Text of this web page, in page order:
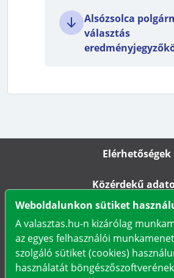
Alsózsolca
választás
Elérhetőségek
Közérdekű
Karrier
Weboldalunkon sütiket
A valasztas.hu-n kizárólag
az egyes felhasználói
szolgáló sütiket (cookies)
használatát